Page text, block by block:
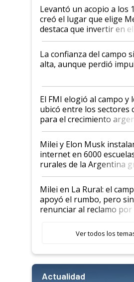
Levantó un acopio a los
creó el lugar que elige
destaca que invertir en el
kirchnerismo era como
plata a un hijo para
Juan Félix Rossetti, el
que de una dura crisis
de Milei
La confianza del campo
alta, aunque perdió
El FMI elogió al campo y
ubicó entre los sectores
para el crecimiento
Milei y Elon Musk
internet en 6000
rurales de la Argentina
a un acuerdo con
Milei en La Rural: el
apoyó el rumbo, pero sin
renunciar al reclamo por
Ver todos los
Actualidad